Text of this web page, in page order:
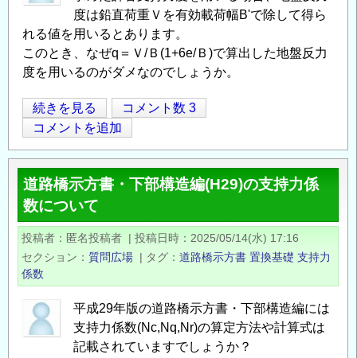
造
研
究・
教
育
助
成
事
業」
に
よ
る
助
金
給
度は鉛直荷重Ｖを有効載荷幅B'で除して得ら
れる値を用いるとあります。
このとき、なぜq＝Ｖ/Ｂ(1+6e/Ｂ)で算出した地盤反力
度を用いるのがダメなのでしょうか。
擁
壁
の
地
盤
反
力
照
査
に
つ
い
続きを見る
コメント数 3
コメントを追加
道路橋示方書・下部構造編(H29)の支持力係
数について
投稿者 匿名投稿者 | 投稿日時
2025/05/14(水) 17:16
セクション
質問広場 | タグ 道路橋示方書 置換基礎 支持力
係数
平成29年版の道路橋示方書・下部構造編には
支持力係数(Nc,Nq,Nr)の算定方法や計算式は
記載されていますでしょうか？